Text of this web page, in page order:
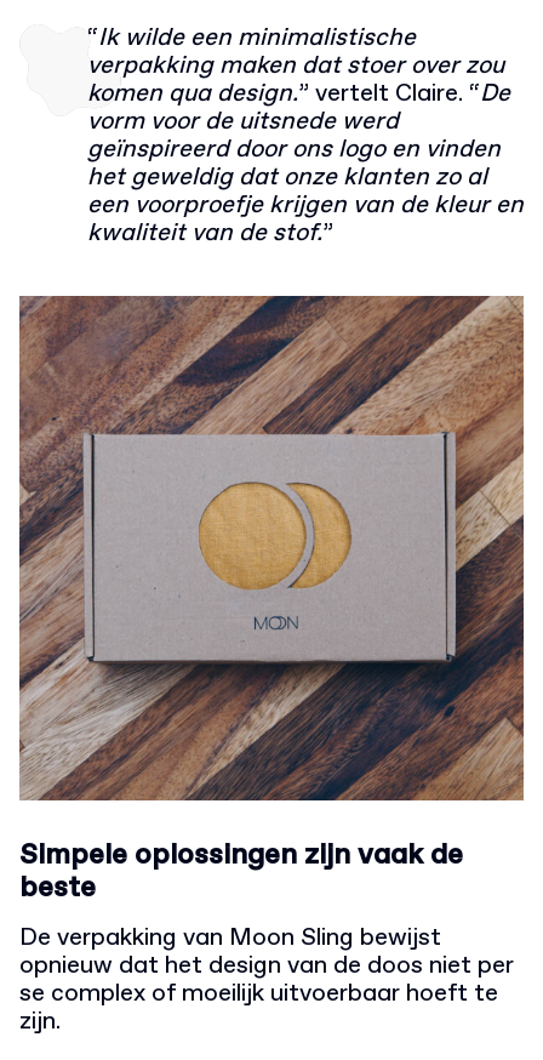
“Ik wilde een minimalistische
verpakking maken dat stoer over zou
komen qua design.” vertelt Claire. “De
vorm voor de uitsnede werd
geïnspireerd door ons logo en vinden
het geweldig dat onze klanten zo al
een voorproefje krijgen van de kleur en
kwaliteit van de stof.”
Simpele oplossingen zijn vaak de
beste
De verpakking van Moon Sling bewijst
opnieuw dat het design van de doos niet per
se complex of moeilijk uitvoerbaar hoeft te
zijn.